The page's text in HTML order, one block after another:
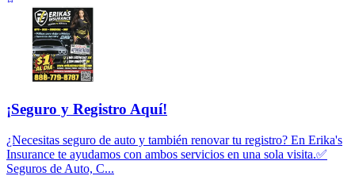
¡Seguro y Registro Aquí!
¿Necesitas seguro de auto y también renovar tu registro? En Erika's
Insurance te ayudamos con ambos servicios en una sola visita.✅
Seguros de Auto, C...